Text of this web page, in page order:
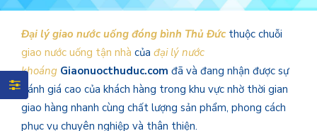
Đại lý giao nước uống đóng bình Thủ Đức thuộc chuỗi
giao nước uống tận nhà của đại lý nước
khoáng Giaonuocthuduc.com đã và đang nhận được sự
đánh giá cao của khách hàng trong khu vực nhờ thời gian
giao hàng nhanh cùng chất lượng sản phẩm, phong cách
phục vụ chuyên nghiệp và thân thiện.